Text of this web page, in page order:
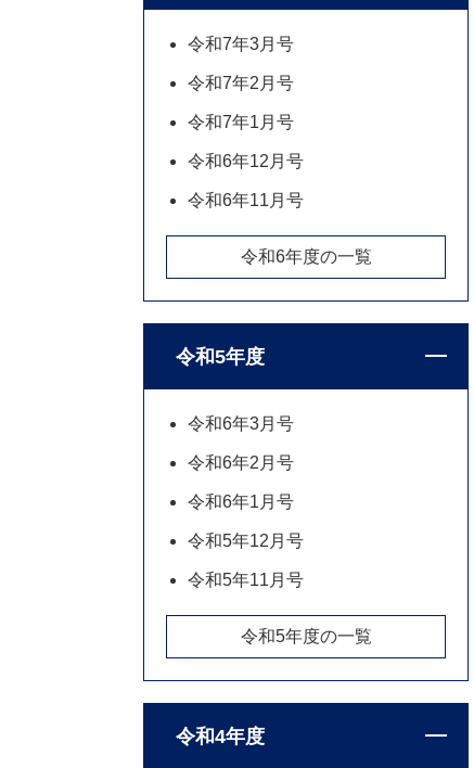
令和7年3月号
令和7年2月号
令和7年1月号
令和6年12月号
令和6年11月号
令和6年度の一覧
令和5年度
令和6年3月号
令和6年2月号
令和6年1月号
令和5年12月号
令和5年11月号
令和5年度の一覧
令和4年度